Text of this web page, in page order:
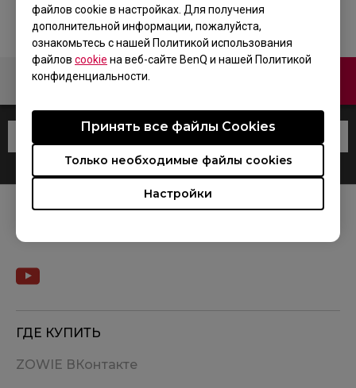
файлов cookie в настройках. Для получения
дополнительной информации, пожалуйста,
ознакомьтесь с нашей Политикой использования
файлов cookie на веб-сайте BenQ и нашей Политикой
конфиденциальности.
Настройки
Только необходимые файлы cookies
Принять все файлы Сookies
ГДЕ КУПИТЬ
ZOWIE ВКонтакте